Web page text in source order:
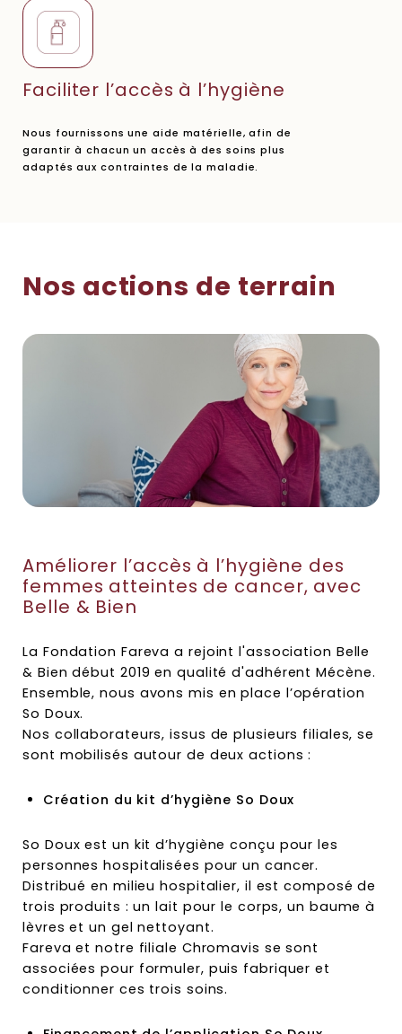
Faciliter l’accès à l’hygiène
Nous fournissons une aide matérielle, afin de
garantir à chacun un accès à des soins plus
adaptés aux contraintes de la maladie.
Nos actions de terrain
Améliorer l’accès à l’hygiène des
femmes atteintes de cancer, avec
Belle & Bien
La Fondation Fareva a rejoint l'association Belle
& Bien début 2019 en qualité d'adhérent Mécène.
Ensemble, nous avons mis en place l’opération
So Doux.
Nos collaborateurs, issus de plusieurs filiales, se
sont mobilisés autour de deux actions :
Création du kit d’hygiène So Doux
So Doux est un kit d’hygiène conçu pour les
personnes hospitalisées pour un cancer.
Distribué en milieu hospitalier, il est composé de
trois produits : un lait pour le corps, un baume à
lèvres et un gel nettoyant.
Fareva et notre filiale Chromavis se sont
associées pour formuler, puis fabriquer et
conditionner ces trois soins.